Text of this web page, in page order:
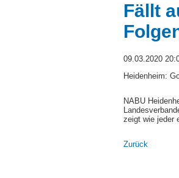
Fällt
09.03.2020
Heidenheim:
NABU
zeigt wie jeder
Zurück